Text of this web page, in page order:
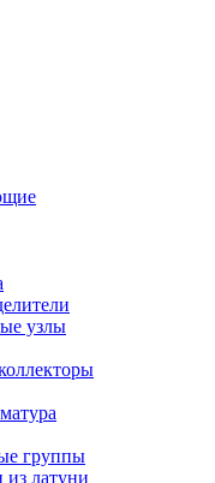
узлы
группы
из латуни